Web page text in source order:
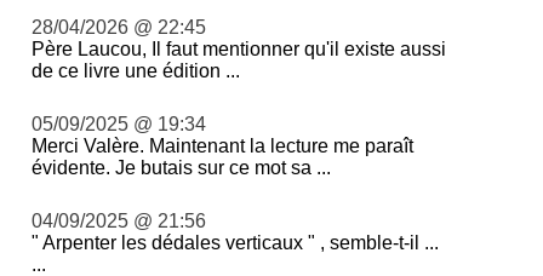
28/04/2026 @ 22:45
Père Laucou, Il faut mentionner qu'il existe aussi
de ce livre une édition ...
05/09/2025 @ 19:34
Merci Valère. Maintenant la lecture me paraît
évidente. Je butais sur ce mot sa ...
04/09/2025 @ 21:56
" Arpenter les dédales verticaux " , semble-t-il ...
...